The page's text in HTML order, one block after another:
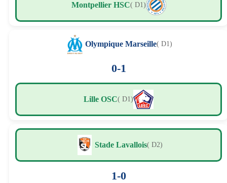
Montpellier HSC( D1)
Olympique Marseille( D1)
0-1
Lille OSC( D1)
Stade Lavallois( D2)
1-0